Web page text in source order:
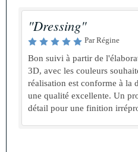
"Dressing"
Par Régine
Bon suivi à partir de
3D, avec les couleurs
réalisation est conforme à la
une qualité excellente. Un
détail pour une finition